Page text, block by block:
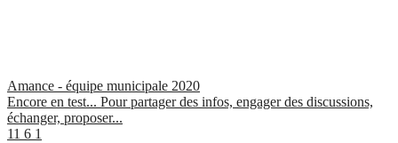
Amance - équipe municipale 2020
Encore en test... Pour partager des infos, engager des discussions,
échanger, proposer...
11 6 1